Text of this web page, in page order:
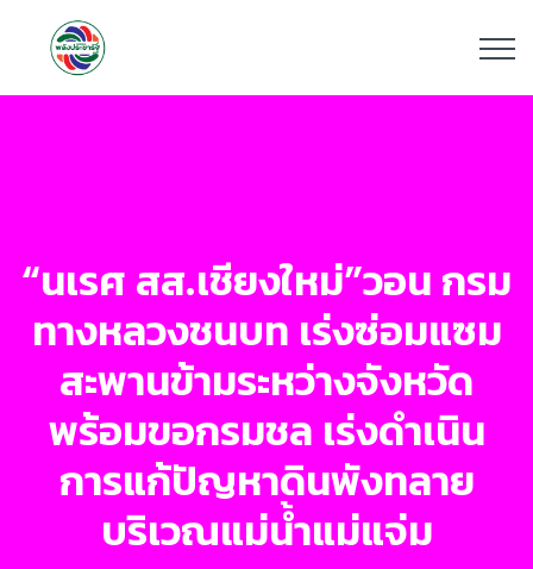
“นเรศ สส.เชียงใหม่”วอน กรม
ทางหลวงชนบท เร่งซ่อมแซม
สะพานข้ามระหว่างจังหวัด
พร้อมขอกรมชล เร่งดำเนิน
การแก้ปัญหาดินพังทลาย
บริเวณแม่น้ำแม่แจ่ม